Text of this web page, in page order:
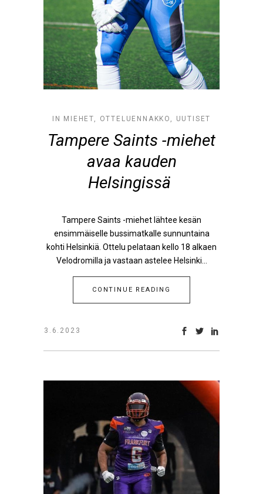
IN MIEHET, OTTELUENNAKKO , UUTISET
Tampere Saints -miehet
avaa kauden
Helsingissä
Tampere Saints -miehet lähtee kesän
ensimmäiselle bussimatkalle sunnuntaina
kohti Helsinkiä. Ottelu pelataan kello 18 alkaen
Velodromilla ja vastaan astelee Helsinki...
CONTINUE READING
3.6.2023